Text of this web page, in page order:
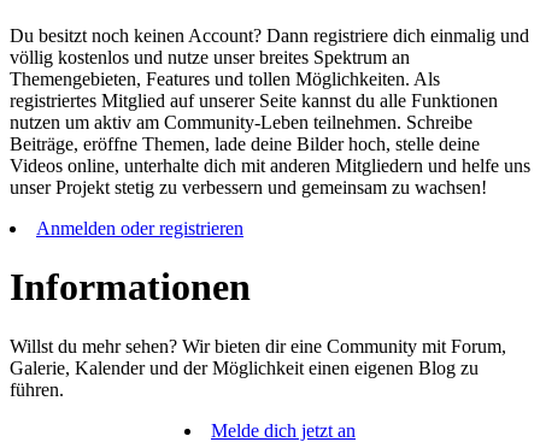
Du besitzt noch keinen Account? Dann registriere dich einmalig und
völlig kostenlos und nutze unser breites Spektrum an
Themengebieten, Features und tollen Möglichkeiten. Als
registriertes Mitglied auf unserer Seite kannst du alle Funktionen
nutzen um aktiv am Community-Leben teilnehmen. Schreibe
Beiträge, eröffne Themen, lade deine Bilder hoch, stelle deine
Videos online, unterhalte dich mit anderen Mitgliedern und helfe uns
unser Projekt stetig zu verbessern und gemeinsam zu wachsen!
Anmelden oder registrieren
Informationen
Willst du mehr sehen? Wir bieten dir eine Community mit Forum,
Galerie, Kalender und der Möglichkeit einen eigenen Blog zu
führen.
Melde dich jetzt an